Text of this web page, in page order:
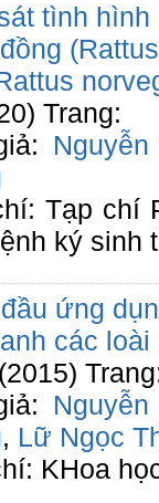
tình
Trang:
Tạp chí
ký sinh
ứng
các
, Lữ Ngọc
KHoa